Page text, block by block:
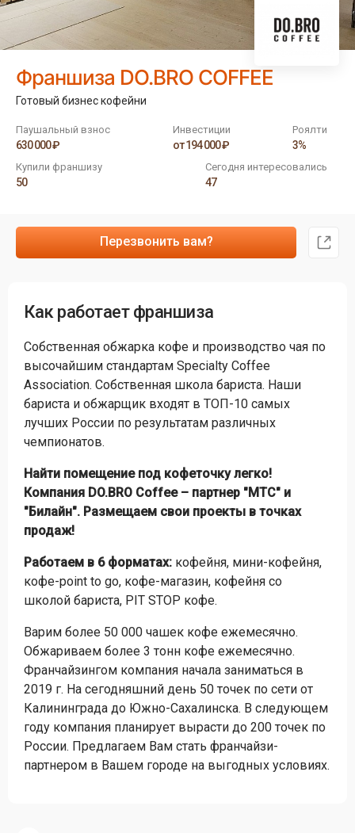
Франшиза DO.BRO COFFEE
Готовый бизнес кофейни
Паушальный взнос
630 000 ₽
Инвестиции
от 194 000 ₽
Роялти
3%
Купили франшизу
50
Сегодня интересовались
47
Перезвонить вам?
Как работает франшиза
Собственная обжарка кофе и производство чая по
высочайшим стандартам Specialty Coffee
Association. Собственная школа бариста. Наши
бариста и обжарщик входят в ТОП-10 самых
лучших России по результатам различных
чемпионатов.
Найти помещение под кофеточку легко!
Компания DO.BRO Coffee – партнер "МТС" и
"Билайн". Размещаем свои проекты в точках
продаж!
Работаем в 6 форматах: кофейня, мини-кофейня,
кофе-point to go, кофе-магазин, кофейня со
школой бариста, PIT STOP кофе.
Варим более 50 000 чашек кофе ежемесячно.
Обжариваем более 3 тонн кофе ежемесячно.
Франчайзингом компания начала заниматься в
2019 г. На сегодняшний день 50 точек по сети от
Калининграда до Южно-Сахалинска. В следующем
году компания планирует вырасти до 200 точек по
России. Предлагаем Вам стать франчайзи-
партнером в Вашем городе на выгодных условиях.